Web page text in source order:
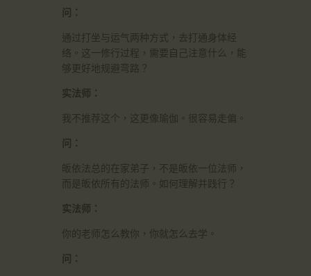
问：
通过打坐与运气两种方式，去打通身体经
络。这一修行过程，需要自己注意什么，能
够更好地规避弯路？
实法师：
我不推荐这个，这更像瑜伽。很容易走偏。
问：
皈依法总的在家弟子，不是皈依一位法师，
而是皈依所有的法师。如何理解并践行？
实法师：
你的老师怎么教你，你就怎么去学。
问：